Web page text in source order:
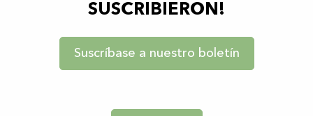
SUSCRIBIERON!
Suscríbase a nuestro boletín